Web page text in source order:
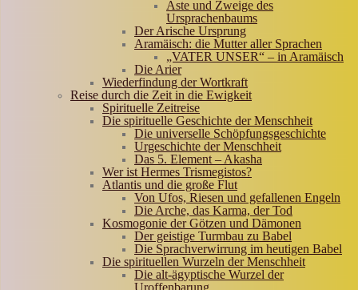
Äste und Zweige des
Ursprachenbaums
Der Arische Ursprung
Aramäisch: die Mutter aller Sprachen
„VATER UNSER“ – in Aramäisch
Die Arier
Wiederfindung der Wortkraft
Reise durch die Zeit in die Ewigkeit
Spirituelle Zeitreise
Die spirituelle Geschichte der Menschheit
Die universelle Schöpfungsgeschichte
Urgeschichte der Menschheit
Das 5. Element – Akasha
Wer ist Hermes Trismegistos?
Atlantis und die große Flut
Von Ufos, Riesen und gefallenen Engeln
Die Arche, das Karma, der Tod
Kosmogonie der Götzen und Dämonen
Der geistige Turmbau zu Babel
Die Sprachverwirrung im heutigen Babel
Die spirituellen Wurzeln der Menschheit
Die alt-ägyptische Wurzel der
Uroffenbarung